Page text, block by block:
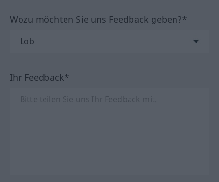
Wozu möchten Sie uns Feedback geben?*
Ihr Feedback*